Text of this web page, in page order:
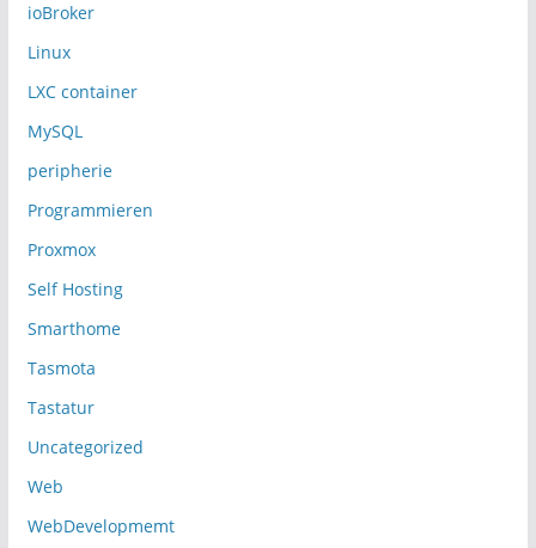
ioBroker
Linux
LXC container
MySQL
peripherie
Programmieren
Proxmox
Self Hosting
Smarthome
Tasmota
Tastatur
Uncategorized
Web
WebDevelopmemt